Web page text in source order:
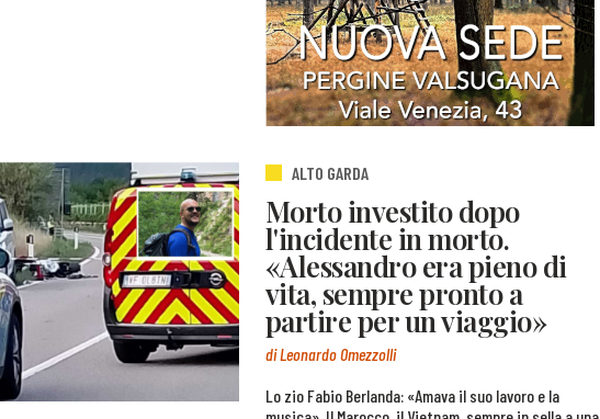
ALTO GARDA
Morto investito dopo
l'incidente in morto.
«Alessandro era pieno di
vita, sempre pronto a
partire per un viaggio»
di Leonardo Omezzolli
Lo zio Fabio Berlanda: «Amava il suo lavoro e la